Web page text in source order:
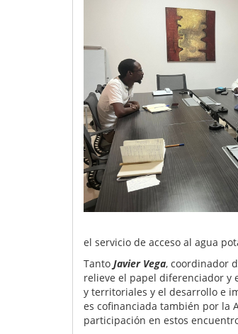
el servicio de acceso al agua
Tanto Javier Vega, coordinador
relieve el papel diferenciador y
y territoriales y el desarrollo e
es cofinanciada también por la
participación en estos